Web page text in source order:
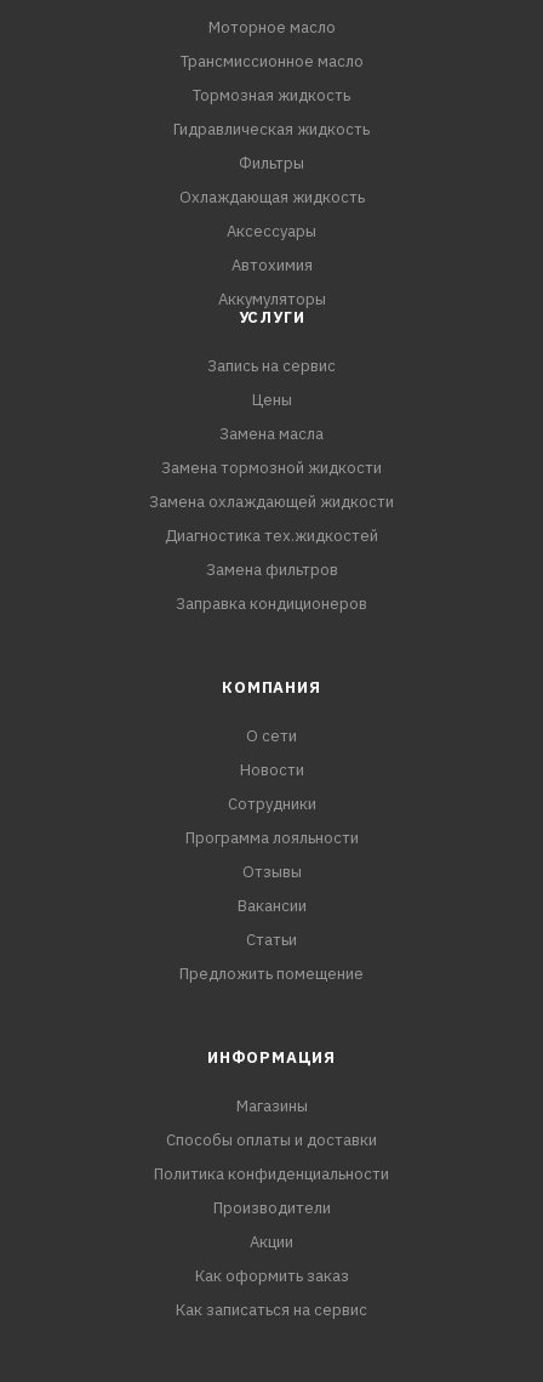
Моторное масло
Трансмиссионное масло
Тормозная жидкость
Гидравлическая жидкость
Фильтры
Охлаждающая жидкость
Аксессуары
Автохимия
Аккумуляторы
УСЛУГИ
Запись на сервис
Цены
Замена масла
Замена тормозной жидкости
Замена охлаждающей жидкости
Диагностика тех.жидкостей
Замена фильтров
Заправка кондиционеров
КОМПАНИЯ
О сети
Новости
Сотрудники
Программа лояльности
Отзывы
Вакансии
Статьи
Предложить помещение
ИНФОРМАЦИЯ
Магазины
Способы оплаты и доставки
Политика конфиденциальности
Производители
Акции
Как оформить заказ
Как записаться на сервис